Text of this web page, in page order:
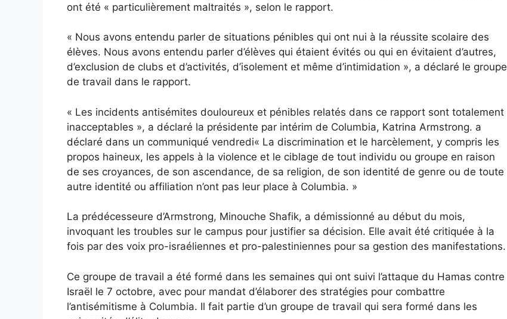
ont été « particulièrement maltraités », selon le rapport.
« Nous avons entendu parler de situations pénibles qui ont nui à la réussite scolaire des
élèves. Nous avons entendu parler d’élèves qui étaient évités ou qui en évitaient d’autres,
d’exclusion de clubs et d’activités, d’isolement et même d’intimidation », a déclaré le groupe
de travail dans le rapport.
« Les incidents antisémites douloureux et pénibles relatés dans ce rapport sont totalement
inacceptables », a déclaré la présidente par intérim de Columbia, Katrina Armstrong. a
déclaré dans un communiqué vendredi« La discrimination et le harcèlement, y compris les
propos haineux, les appels à la violence et le ciblage de tout individu ou groupe en raison
de ses croyances, de son ascendance, de sa religion, de son identité de genre ou de toute
autre identité ou affiliation n’ont pas leur place à Columbia. »
La prédécesseure d’Armstrong, Minouche Shafik, a démissionné au début du mois,
invoquant les troubles sur le campus pour justifier sa décision. Elle avait été critiquée à la
fois par des voix pro-israéliennes et pro-palestiniennes pour sa gestion des manifestations.
Ce groupe de travail a été formé dans les semaines qui ont suivi l’attaque du Hamas contre
Israël le 7 octobre, avec pour mandat d’élaborer des stratégies pour combattre
l’antisémitisme à Columbia. Il fait partie d’un groupe de travail qui sera formé dans les